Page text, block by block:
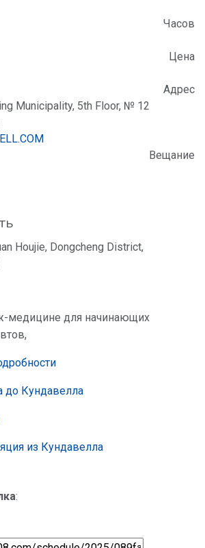
Часов
Цена
Адрес
Municipality, 5th Floor, № 12
Вещание
Houjie, Dongcheng District,
медицине для начинающих
до Кундавелла
из Кундавелла
: